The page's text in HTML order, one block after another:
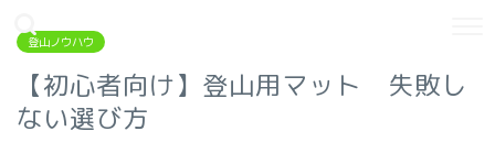
登山ノウハウ
【初心者向け】登山用マット 失敗し
ない選び方